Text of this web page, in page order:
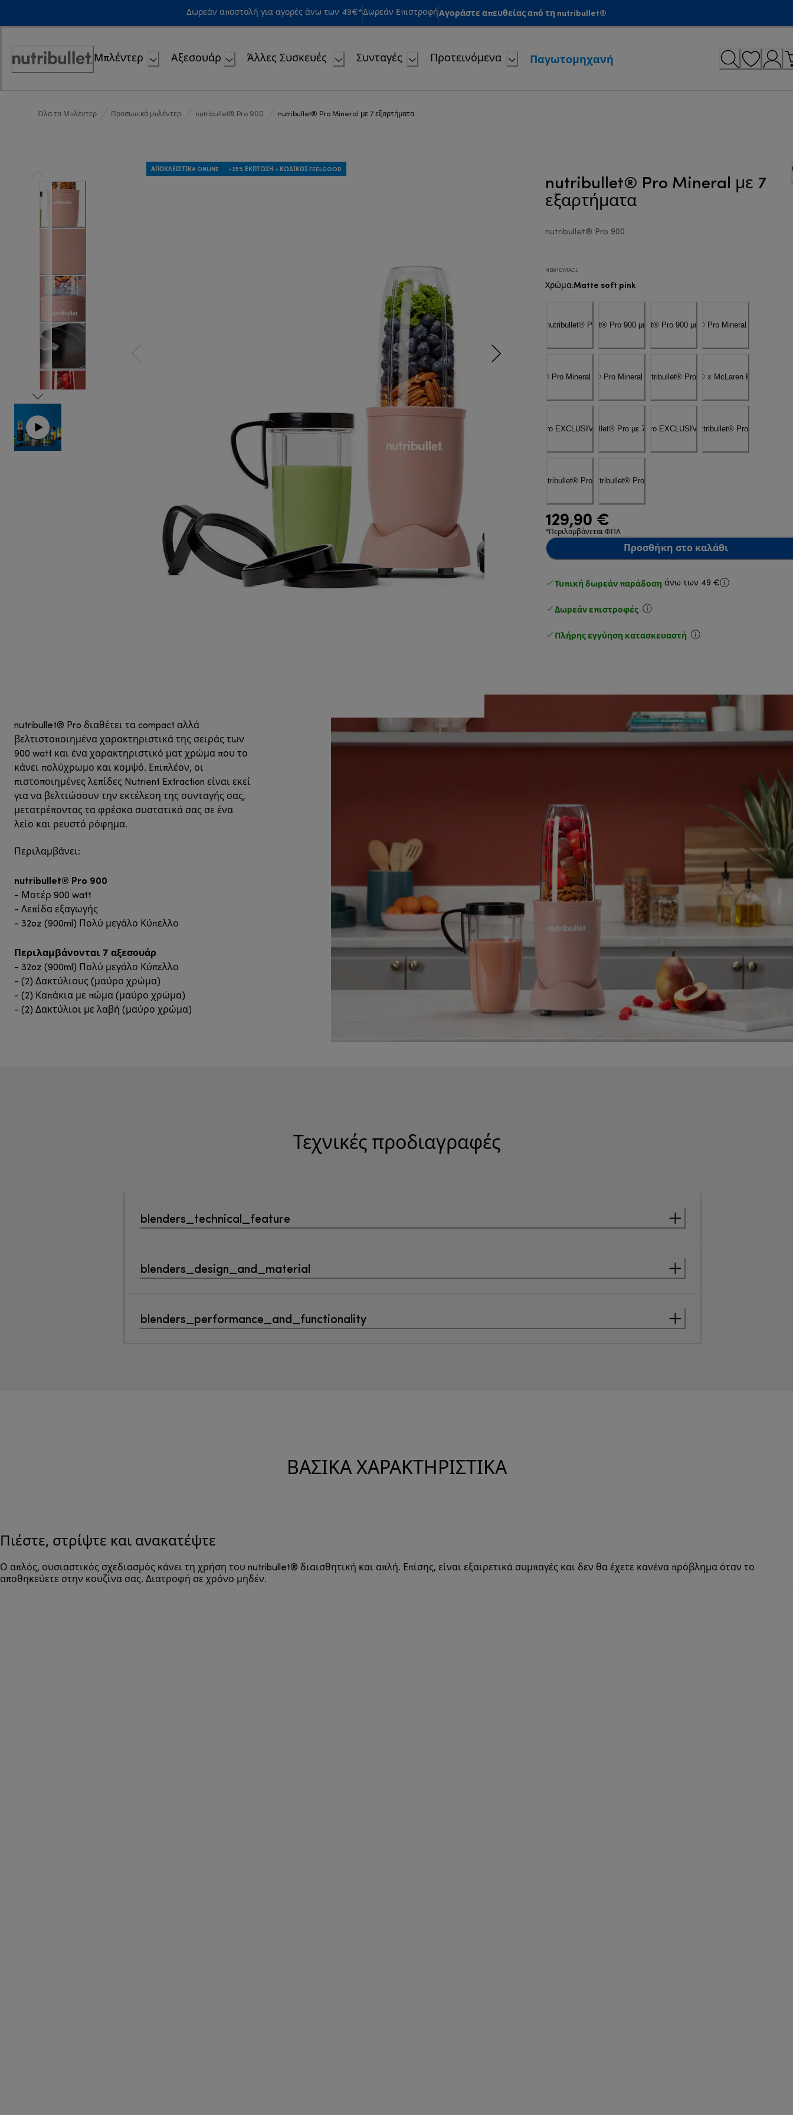
Δωρεάν αποστολή για αγορές άνω των 49€*Δωρεάν ΕπιστροφήΑγοράστε απευθείας από τη nutribullet®
Accessibility
Μπλέντερ Αξεσουάρ Άλλες Συσκευές Συνταγές Προτεινόμενα Παγωτομηχανή
Όλα τα Μπλέντερ Προσωπικά μπλέντερ nutribullet® Pro 900 nutribullet® Pro Mineral με 7 εξαρτήματα
ΑΠΟΚΛΕΙΣΤΙΚA ONLINE -25% ΈΚΠΤΩΣΗ - ΚΩΔΙΚΌΣ FEELGOOD
nutribullet® Pro Mineral με 7
εξαρτήματα
nutribullet® Pro 900
NB910MACL
Χρώμα:Matte soft pink
129,90 €
*Περιλαμβάνεται ΦΠΑ
Προσθήκη στο καλάθι
Τυπική δωρεάν παράδοση άνω των 49 €
Δωρεάν επιστροφές .
Πλήρης εγγύηση κατασκευαστή .
nutribullet® Pro διαθέτει τα compact αλλά
βελτιστοποιημένα χαρακτηριστικά της σειράς των
900 watt και ένα χαρακτηριστικό ματ χρώμα που το
κάνει πολύχρωμο και κομψό. Επιπλέον, οι
πιστοποιημένες λεπίδες Nutrient Extraction είναι εκεί
για να βελτιώσουν την εκτέλεση της συνταγής σας,
μετατρέποντας τα φρέσκα συστατικά σας σε ένα
λείο και ρευστό ρόφημα.
Περιλαμβάνει:
nutribullet® Pro 900
- Μοτέρ 900 watt
- Λεπίδα εξαγωγής
- 32oz (900ml) Πολύ μεγάλο Κύπελλο
Περιλαμβάνονται 7 αξεσουάρ
- 32oz (900ml) Πολύ μεγάλο Κύπελλο
- (2) Δακτύλιους (μαύρο χρώμα)
- (2) Καπάκια με πώμα (μαύρο χρώμα)
- (2) Δακτύλιοι με λαβή (μαύρο χρώμα)
Τεχνικές προδιαγραφές
blenders_technical_feature
blenders_design_and_material
blenders_performance_and_functionality
ΒΑΣΙΚΆ ΧΑΡΑΚΤΗΡΙΣΤΙΚΆ
Πιέστε, στρίψτε και ανακατέψτε
Ο απλός, ουσιαστικός σχεδιασμός κάνει τη χρήση του nutribullet® διαισθητική και απλή. Επίσης, είναι εξαιρετικά συμπαγές και δεν θα έχετε κανένα πρόβλημα όταν το
αποθηκεύετε στην κουζίνα σας. Διατροφή σε χρόνο μηδέν.